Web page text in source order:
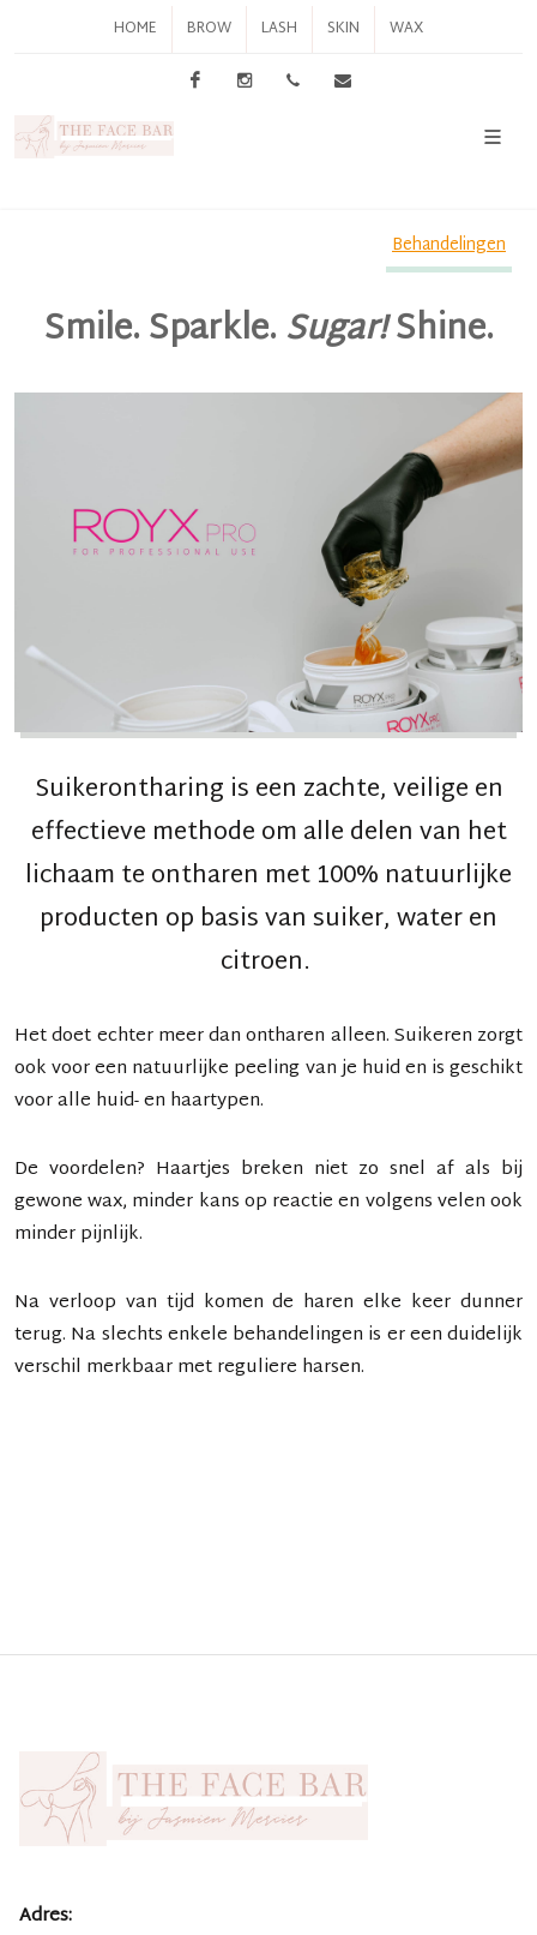
HOME BROW LASH SKIN WAX
FacebookInstagram0498 56 82 97
Behandelingen
Smile. Sparkle.Sugar!Shine.
Suikerontharing is een zachte, veilige en
effectieve methode om alle delen van het
lichaam te ontharen met 100% natuurlijke
producten op basis van suiker, water en
citroen.
Het doet echter meer dan ontharen alleen. Suikeren zorgt
ook voor een natuurlijke peeling van je huid en is geschikt
voor alle huid- en haartypen.
De voordelen? Haartjes breken niet zo snel af als bij
gewone wax, minder kans op reactie en volgens velen ook
minder pijnlijk.
Na verloop van tijd komen de haren elke keer dunner
terug. Na slechts enkele behandelingen is er een duidelijk
verschil merkbaar met reguliere harsen.
Adres: